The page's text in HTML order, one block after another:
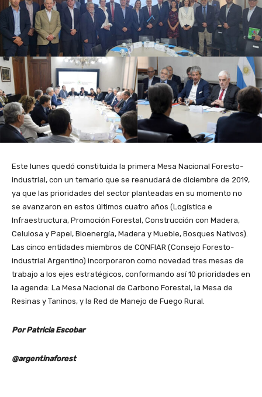
Este lunes quedó constituida la primera Mesa Nacional Foresto-
industrial, con un temario que se reanudará de diciembre de 2019,
ya que las prioridades del sector planteadas en su momento no
se avanzaron en estos últimos cuatro años (Logística e
Infraestructura, Promoción Forestal, Construcción con Madera,
Celulosa y Papel, Bioenergía, Madera y Mueble, Bosques Nativos).
Las cinco entidades miembros de CONFIAR (Consejo Foresto-
industrial Argentino) incorporaron como novedad tres mesas de
trabajo a los ejes estratégicos, conformando así 10 prioridades en
la agenda: La Mesa Nacional de Carbono Forestal, la Mesa de
Resinas y Taninos, y la Red de Manejo de Fuego Rural.
Por Patricia Escobar
@argentinaforest